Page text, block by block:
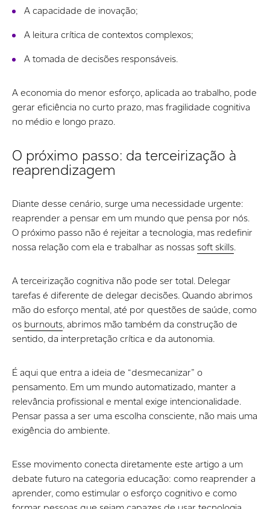
A capacidade de inovação;
A leitura crítica de contextos complexos;
A tomada de decisões responsáveis.
A economia do menor esforço, aplicada ao trabalho, pode
gerar eficiência no curto prazo, mas fragilidade cognitiva
no médio e longo prazo.
O próximo passo: da terceirização à
reaprendizagem
Diante desse cenário, surge uma necessidade urgente:
reaprender a pensar em um mundo que pensa por nós.
O próximo passo não é rejeitar a tecnologia, mas redefinir
nossa relação com ela e trabalhar as nossas soft skills.
A terceirização cognitiva não pode ser total. Delegar
tarefas é diferente de delegar decisões. Quando abrimos
mão do esforço mental, até por questões de saúde, como
os burnouts, abrimos mão também da construção de
sentido, da interpretação crítica e da autonomia.
É aqui que entra a ideia de “desmecanizar” o
pensamento. Em um mundo automatizado, manter a
relevância profissional e mental exige intencionalidade.
Pensar passa a ser uma escolha consciente, não mais uma
exigência do ambiente.
Esse movimento conecta diretamente este artigo a um
debate futuro na categoria educação: como reaprender a
aprender, como estimular o esforço cognitivo e como